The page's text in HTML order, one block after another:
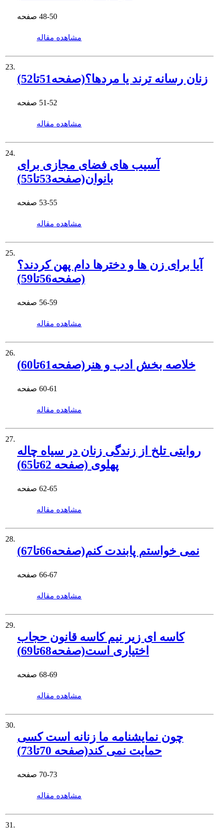
48-50
مشاهده مقاله
23.
زنان رسانه ترند یا مردها؟(صفحه51تا52)
51-52
مشاهده مقاله
24.
آسیب های فضای مجازی برای
بانوان(صفحه53تا55)
53-55
مشاهده مقاله
25.
آیا برای زن ها و دخترها دام پهن کردند؟
(صفحه56تا59)
56-59
مشاهده مقاله
26.
خلاصه بخش ادب و هنر(صفحه61تا60)
60-61
مشاهده مقاله
27.
روایتی تلخ از زندگی زنان در سیاه چاله
پهلوی (صفحه 62تا65)
62-65
مشاهده مقاله
28.
نمی خواستم پابندت کنم(صفحه66تا67)
66-67
مشاهده مقاله
29.
کاسه ای زیر نیم کاسه قانون حجاب
اختیاری است(صفحه68تا69)
68-69
مشاهده مقاله
30.
چون نمایشنامه ما زنانه است کسی
حمایت نمی کند(صفحه 70تا73)
70-73
مشاهده مقاله
31.